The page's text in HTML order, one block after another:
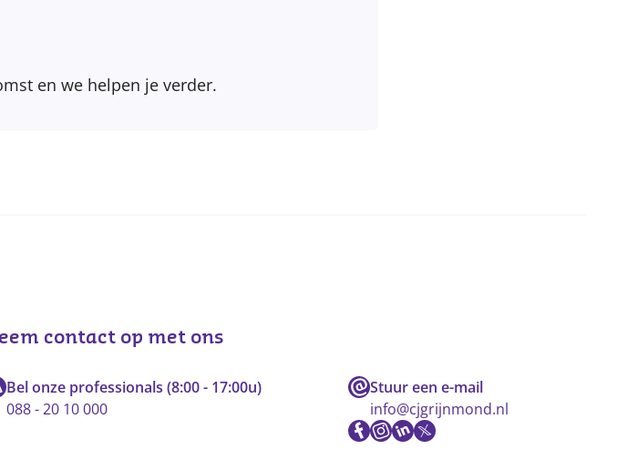
en we helpen je verder.
contact op met ons
Bel onze professionals (8:00 - 17:00u)
088 - 20 10 000
Stuur een e-mail
info@cjgrijnmond.nl